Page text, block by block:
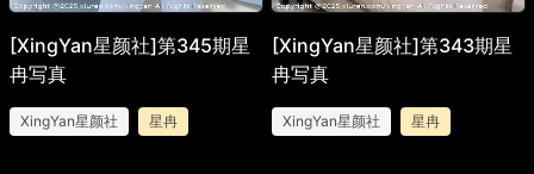
[XingYan星颜社]第345期星
冉写真
XingYan星颜社 星冉
[XingYan星颜社]第343期星
冉写真
XingYan星颜社 星冉